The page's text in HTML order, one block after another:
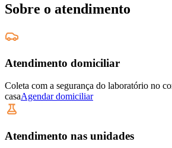
Sobre o atendimento
Atendimento domiciliar
Coleta com a segurança do laboratório no
casaAgendar domiciliar
Atendimento nas unidades